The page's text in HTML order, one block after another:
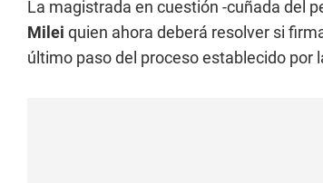
La magistrada en cuestión -cuñada del
Milei quien ahora deberá resolver si
último paso del proceso establecido por